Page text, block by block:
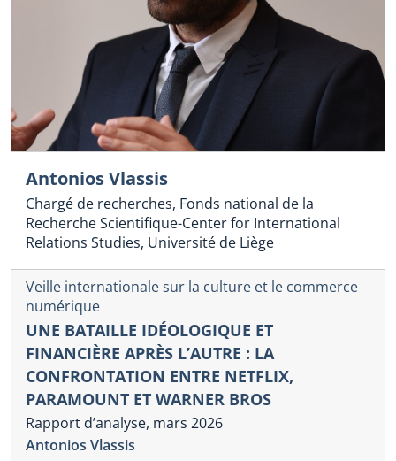
Antonios Vlassis
Chargé de recherches, Fonds national de la
Recherche Scientifique-Center for International
Relations Studies, Université de Liège
Veille internationale sur la culture et le commerce
numérique
UNE BATAILLE IDÉOLOGIQUE ET
FINANCIÈRE APRÈS L’AUTRE : LA
CONFRONTATION ENTRE NETFLIX,
PARAMOUNT ET WARNER BROS
Rapport d’analyse, mars 2026
Antonios Vlassis